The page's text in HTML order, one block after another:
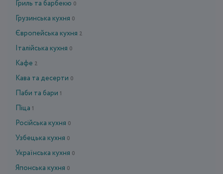
Гриль та барбекю 0
Грузинська кухня 0
Європейська кухня 2
Італійська кухня 0
Кафе 2
Кава та десерти 0
Паби та бари 1
Піца 1
Російська кухня 0
Узбецька кухня 0
Українська кухня 0
Японська кухня 0